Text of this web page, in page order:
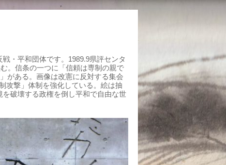
・平和団体です。1989.9県評センタ
。信条の一つに「信頼は専制の親で
がある。画像は改憲に反対する集会
攻撃」体制を強化している。絵は抽
破壊する政権を倒し平和で自由な世